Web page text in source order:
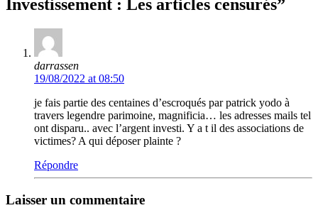
Investissement : Les articles censurés”
darrassen
19/08/2022 at 08:50
je fais partie des centaines d’escroqués par patrick yodo à
travers legendre parimoine, magnificia… les adresses mails tel
ont disparu.. avec l’argent investi. Y a t il des associations de
victimes? A qui déposer plainte ?
Répondre
Laisser un commentaire